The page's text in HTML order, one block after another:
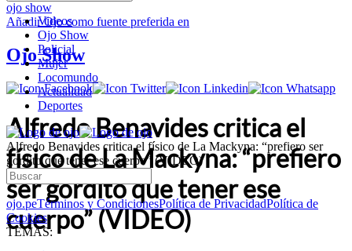
Videos
Ojo Show
Policial
Mujer
Locomundo
Actualidad
Deportes
Alfredo Benavides critica el físico de La Mackyna: “prefiero ser
gordito que tener ese cuerpo” (VIDEO)
ojo.peTérminos y CondicionesPolítica de PrivacidadPolítica de
Cookies
TEMAS:
ojo show
AñadirOjocomo fuente preferida en
Ojo Show
Alfredo Benavides critica el
físico de La Mackyna: “prefiero
ser gordito que tener ese
cuerpo” (VIDEO)